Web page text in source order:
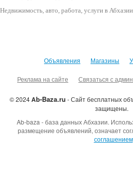
Недвижимость , авто, работа, услуги в Абхазии
Объявления Магазины
Реклама на сайте Связаться с
© 2024Ab-Baza.ru - Сайт бесплатных
защищены.
Ab-baza - база данных Абхазии.
размещение объявлений, означает
соглашением